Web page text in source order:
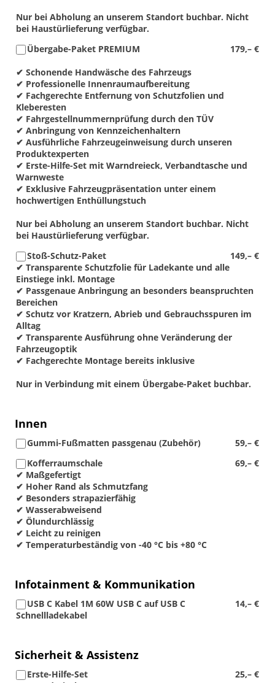
Nur bei Abholung an unserem Standort buchbar. Nicht
bei Haustürlieferung verfügbar.
179,– €
Übergabe-Paket PREMIUM
✔ Schonende Handwäsche des Fahrzeugs
✔ Professionelle Innenraumaufbereitung
✔ Fachgerechte Entfernung von Schutzfolien und
Kleberesten
✔ Fahrgestellnummernprüfung durch den TÜV
✔ Anbringung von Kennzeichenhaltern
✔ Ausführliche Fahrzeugeinweisung durch unseren
Produktexperten
✔ Erste-Hilfe-Set mit Warndreieck, Verbandtasche und
Warnweste
✔ Exklusive Fahrzeugpräsentation unter einem
hochwertigen Enthüllungstuch
Nur bei Abholung an unserem Standort buchbar. Nicht
bei Haustürlieferung verfügbar.
149,– €
Stoß-Schutz-Paket
✔ Transparente Schutzfolie für Ladekante und alle
Einstiege inkl. Montage
✔ Passgenaue Anbringung an besonders beanspruchten
Bereichen
✔ Schutz vor Kratzern, Abrieb und Gebrauchsspuren im
Alltag
✔ Transparente Ausführung ohne Veränderung der
Fahrzeugoptik
✔ Fachgerechte Montage bereits inklusive
Nur in Verbindung mit einem Übergabe-Paket buchbar.
Innen
59,– €
Gummi-Fußmatten passgenau (Zubehör)
69,– €
Kofferraumschale
✔ Maßgefertigt
✔ Hoher Rand als Schmutzfang
✔ Besonders strapazierfähig
✔ Wasserabweisend
✔ Ölundurchlässig
✔ Leicht zu reinigen
✔ Temperaturbeständig von -40 °C bis +80 °C
Infotainment & Kommunikation
14,– €
USB C Kabel 1M 60W USB C auf USB C
Schnellladekabel
Sicherheit & Assistenz
25,– €
Erste-Hilfe-Set